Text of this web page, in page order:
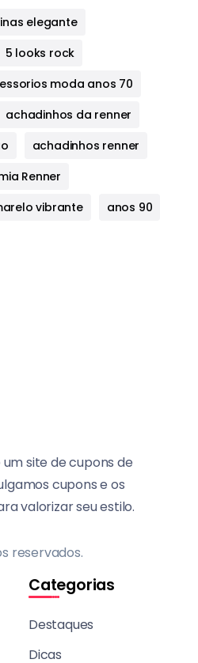
elegante
5 looks rock
moda anos 70
achadinhos da renner
achadinhos renner
Renner
vibrante
anos 90
site de cupons de
cupons e os
valorizar seu estilo.
reservados.
Categorias
Destaques
Dicas